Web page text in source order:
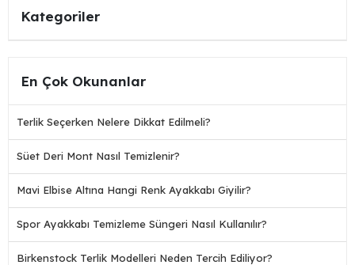
Kategoriler
En Çok Okunanlar
Terlik Seçerken Nelere Dikkat Edilmeli?
Süet Deri Mont Nasıl Temizlenir?
Mavi Elbise Altına Hangi Renk Ayakkabı Giyilir?
Spor Ayakkabı Temizleme Süngeri Nasıl Kullanılır?
Birkenstock Terlik Modelleri Neden Tercih Ediliyor?